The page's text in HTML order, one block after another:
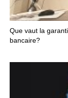
Que vaut la
bancaire?